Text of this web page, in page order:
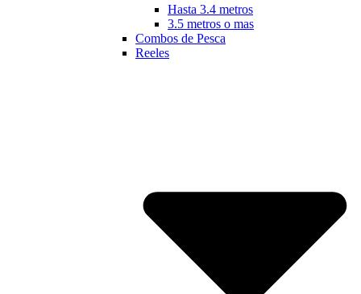
Hasta 3.4 metros
3.5 metros o mas
Combos de Pesca
Reeles